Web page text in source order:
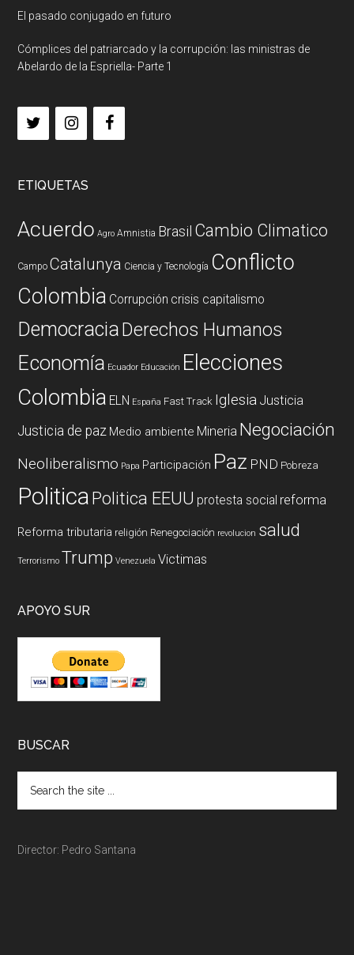
El pasado conjugado en futuro
Cómplices del patriarcado y la corrupción: las ministras de
Abelardo de la Espriella- Parte 1
ETIQUETAS
Acuerdo Agro Amnistia Brasil Cambio Climatico
Campo Catalunya Ciencia y Tecnología Conflicto
Colombia Corrupción crisis capitalismo
DemocraciaDerechos Humanos
Economía Ecuador Educación Elecciones
Colombia ELN España Fast Track Iglesia Justicia
Justicia de paz Medio ambiente Mineria Negociación
Neoliberalismo Papa Participación Paz PND Pobreza
PoliticaPolitica EEUU protesta social reforma
Reforma tributaria religión Renegociación revolucion salud
Terrorismo Trump Venezuela Victimas
APOYO SUR
BUSCAR
Director: Pedro Santana